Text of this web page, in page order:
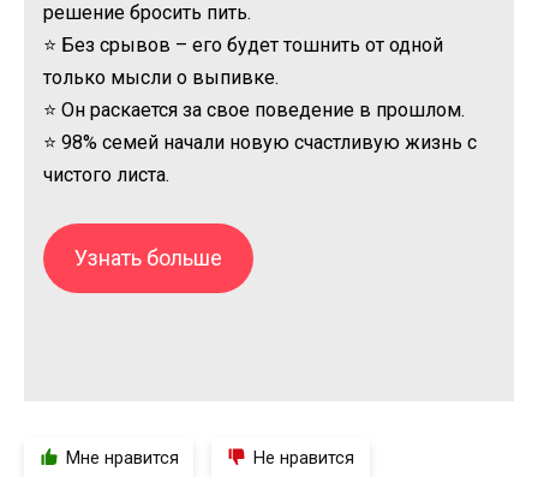
решение бросить пить.
⭐ Без срывов – его будет тошнить от одной
только мысли о выпивке.
⭐ Он раскается за свое поведение в прошлом.
⭐ 98% семей начали новую счастливую жизнь с
чистого листа.
Узнать больше
Мне нравится Не нравится